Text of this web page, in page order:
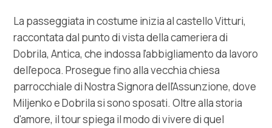
La passeggiata in costume inizia al castello Vitturi,
raccontata dal punto di vista della cameriera di
Dobrila, Antica, che indossa l'abbigliamento da lavoro
dell'epoca. Prosegue fino alla vecchia chiesa
parrocchiale di Nostra Signora dell'Assunzione, dove
Miljenko e Dobrila si sono sposati. Oltre alla storia
d'amore, il tour spiega il modo di vivere di quel